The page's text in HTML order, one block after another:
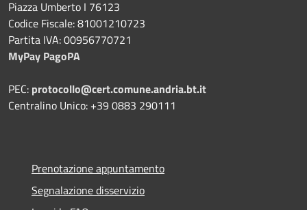
Piazza Umberto I 76123
Codice Fiscale: 81001210723
Partita IVA: 00956770721
MyPay PagoPA
PEC: protocollo@cert.comune.andria.bt.it
Centralino Unico: +39 0883 290111
Prenotazione appuntamento
Segnalazione disservizio